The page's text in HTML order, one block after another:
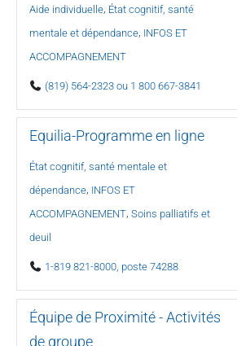
Aide individuelle, État cognitif, santé
mentale et dépendance, INFOS ET
ACCOMPAGNEMENT
(819) 564-2323 ou 1 800 667-3841
Equilia-Programme en ligne
État cognitif, santé mentale et
dépendance, INFOS ET
ACCOMPAGNEMENT, Soins palliatifs et
deuil
1-819 821-8000, poste 74288
Équipe de Proximité - Activités
de groupe